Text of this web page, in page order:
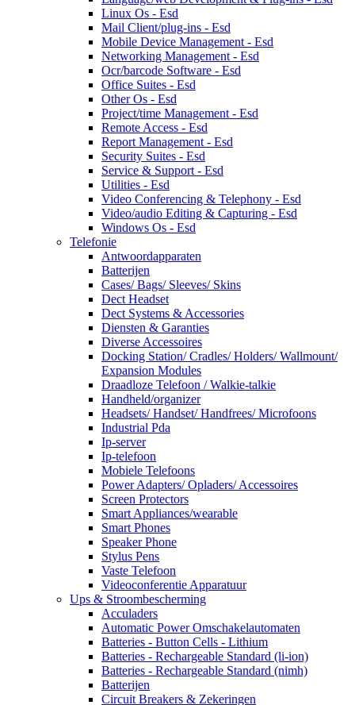
Linux Os - Esd
Mail Client/plug-ins - Esd
Mobile Device Management - Esd
Networking Management - Esd
Ocr/barcode Software - Esd
Office Suites - Esd
Other Os - Esd
Project/time Management - Esd
Remote Access - Esd
Report Management - Esd
Security Suites - Esd
Service & Support - Esd
Utilities - Esd
Video Conferencing & Telephony - Esd
Video/audio Editing & Capturing - Esd
Windows Os - Esd
Telefonie
Antwoordapparaten
Batterijen
Cases/ Bags/ Sleeves/ Skins
Dect Headset
Dect Systems & Accessories
Diensten & Garanties
Diverse Accessoires
Docking Station/ Cradles/ Holders/ Wallmount/
Expansion Modules
Draadloze Telefoon / Walkie-talkie
Handheld/organizer
Headsets/ Handset/ Handfrees/ Microfoons
Industrial Pda
Ip-server
Ip-telefoon
Mobiele Telefoons
Power Adapters/ Opladers/ Accessoires
Screen Protectors
Smart Appliances/wearable
Smart Phones
Speaker Phone
Stylus Pens
Vaste Telefoon
Videoconferentie Apparatuur
Ups & Stroombescherming
Acculaders
Automatic Power Omschakelautomaten
Batteries - Button Cells - Lithium
Batteries - Rechargeable Standard (li-ion)
Batteries - Rechargeable Standard (nimh)
Batterijen
Circuit Breakers & Zekeringen